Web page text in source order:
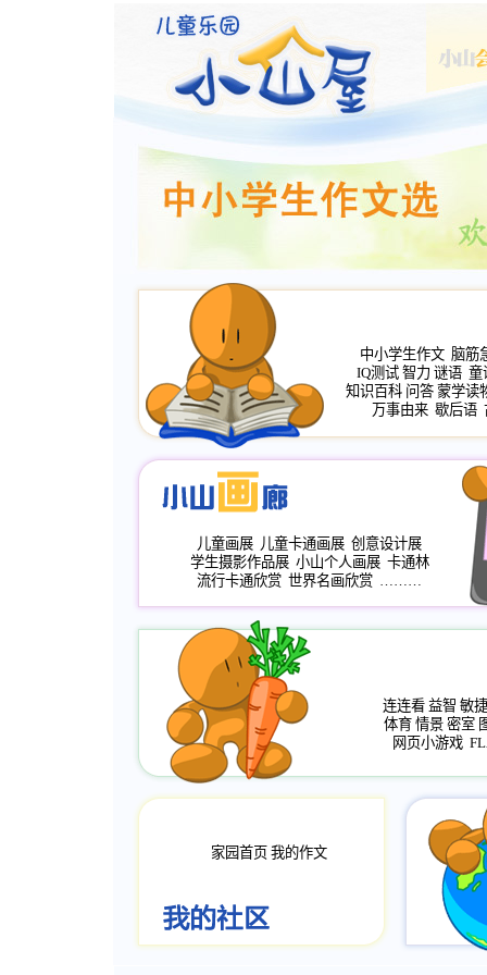
中小学生作文 脑筋
IQ测试 智力 谜语 童
知识百科 问答 蒙学读
万事由来 歇后语
儿童画展 儿童卡通画展 创意设计展
学生摄影作品展 小山个人画展 卡通林
流行卡通欣赏 世界名画欣赏 ………
连连看 益智 敏捷
体育 情景 密室
网页小游戏
家园首页 我的作文